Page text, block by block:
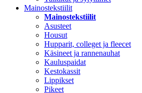
Mainostekstiilit
Mainostekstiilit
Asusteet
Housut
Hupparit, colleget ja fleecet
Käsineet ja rannenauhat
Kauluspaidat
Kestokassit
Lippikset
Pikeet